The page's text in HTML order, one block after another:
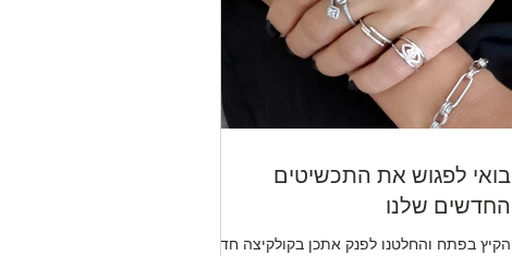
בואי לפגוש את התכשיטים
החדשים שלנו
הקיץ בפתח והחלטנו לפנק אתכן בקולקיצה חדשה